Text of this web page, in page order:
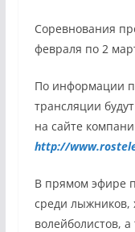
Соревнования
февраля по 2
По информации
трансляции
на сайте
http://www.
В прямом эфире
среди лыжников,
волейболистов,